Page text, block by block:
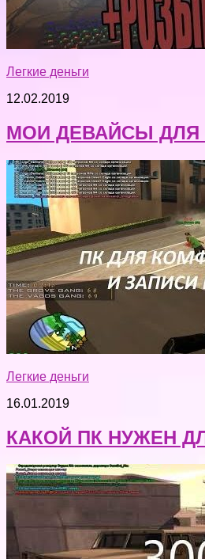
Легкие деньги
12.02.2019
МОИ ДЕВАЙСЫ
Легкие деньги
16.01.2019
КАКОЙ ПК НУЖЕН